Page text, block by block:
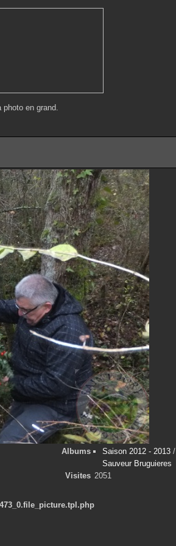
en grand.
Albums Saison 2012 - 2013/
Sauveur Bruguieres
Visites 2051